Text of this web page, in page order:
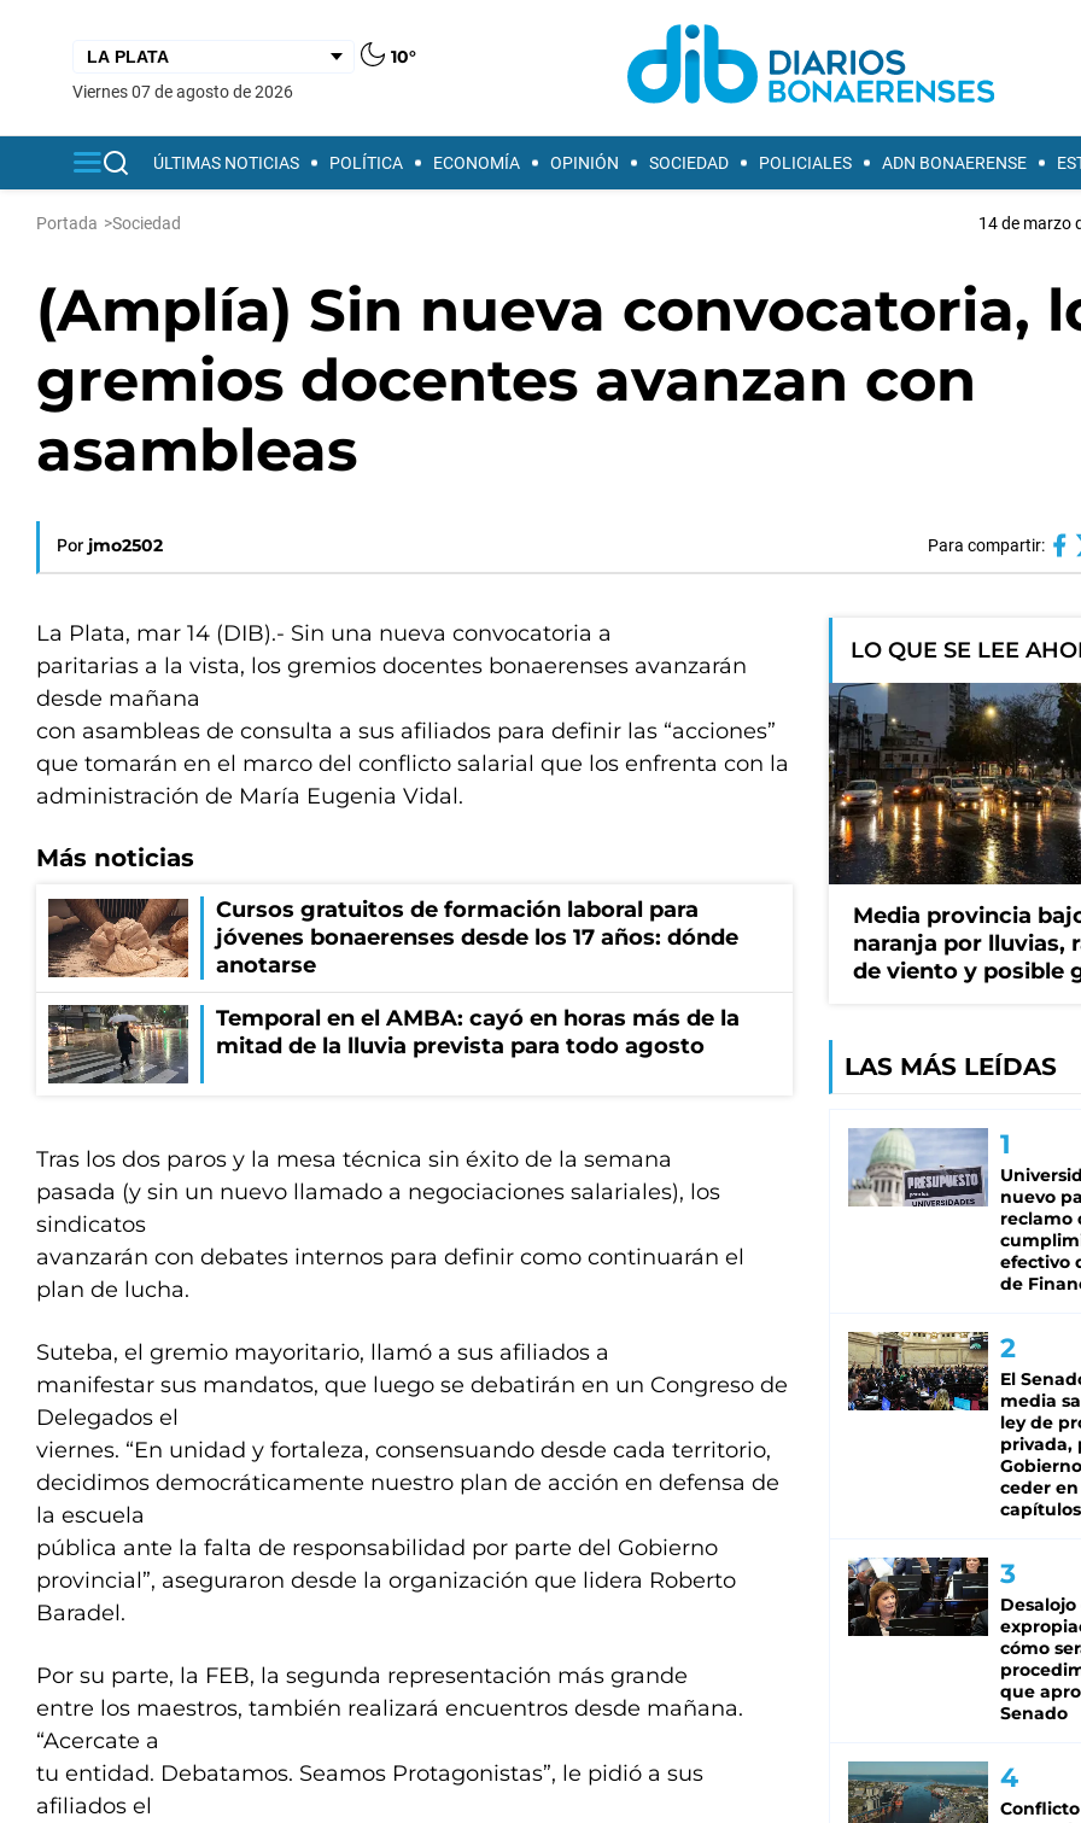
10°
viernes 07 de agosto de 2026
ÚLTIMAS NOTICIAS POLÍTICA ECONOMÍA OPINIÓN SOCIEDAD POLICIALES ADN BONAERENSE
Portada >Sociedad 14 de marzo
(Amplía) Sin nueva convocatoria,
gremios docentes avanzan con
asambleas
Por jmo2502 Para compartir:
La Plata, mar 14 (DIB).- Sin una nueva convocatoria a
paritarias a la vista, los gremios docentes bonaerenses avanzarán
desde mañana
con asambleas de consulta a sus afiliados para definir las “acciones”
que tomarán en el marco del conflicto salarial que los enfrenta con la
administración de María Eugenia Vidal.
Más noticias
Cursos gratuitos de formación laboral para
jóvenes bonaerenses desde los 17 años: dónde
anotarse
Temporal en el AMBA: cayó en horas más de la
mitad de la lluvia prevista para todo agosto
Tras los dos paros y la mesa técnica sin éxito de la semana
pasada (y sin un nuevo llamado a negociaciones salariales), los
sindicatos
avanzarán con debates internos para definir como continuarán el
plan de lucha.
Suteba, el gremio mayoritario, llamó a sus afiliados a
manifestar sus mandatos, que luego se debatirán en un Congreso de
Delegados el
viernes. “En unidad y fortaleza, consensuando desde cada territorio,
decidimos democráticamente nuestro plan de acción en defensa de
la escuela
pública ante la falta de responsabilidad por parte del Gobierno
provincial”, aseguraron desde la organización que lidera Roberto
Baradel.
Por su parte, la FEB, la segunda representación más grande
entre los maestros, también realizará encuentros desde mañana.
“Acercate a
tu entidad. Debatamos. Seamos Protagonistas”, le pidió a sus
afiliados el
LO QUE SE LEE
Media provincia
naranja por lluvias,
de viento y posible
LAS MÁS LEÍDAS
nuevo
reclamo
efectivo
de
El
media
ley de
privada,
ceder
capítulos
cómo
que
Senado
Conflicto